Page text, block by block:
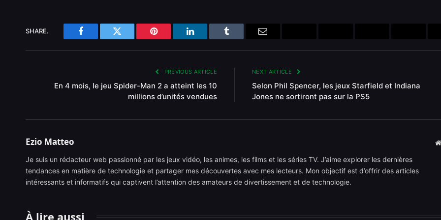
SHARE.
Facebook Twitter Pinterest LinkedIn Tumblr
PREVIOUS ARTICLE
En 4 mois, le jeu Spider-Man 2 a atteint les 10
millions d’unités vendues
NEXT ARTICLE
Selon Phil Spencer, les jeux Starfield et Indiana
Jones ne sortiront pas sur la PS5
Ezio Matteo
Je suis un rédacteur web passionné par les jeux vidéo, les animes, les films et les séries TV. J’aime explorer les dernières
tendances en matière de technologie et partager mes découvertes avec mes lecteurs. Mon objectif est d’offrir des articles
intéressants et informatifs qui captivent l’attention des amateurs de divertissement et de technologie.
À lire aussi